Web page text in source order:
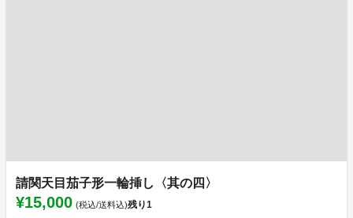
請関天目茄子形一輪挿し〈其の四〉
¥15,000 (税込/送料込)残り1